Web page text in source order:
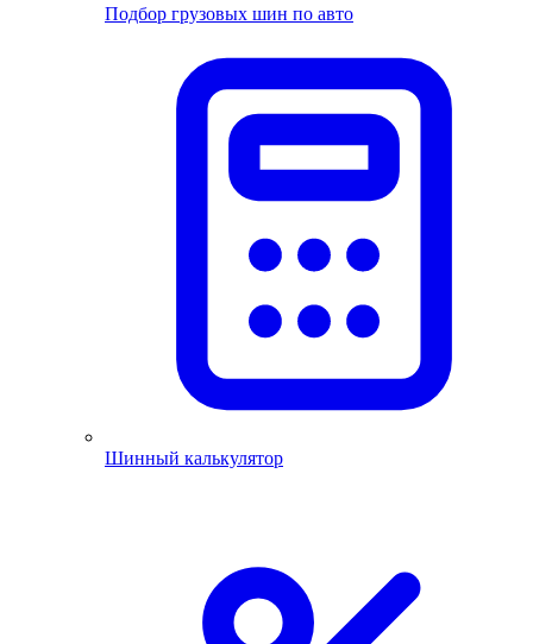
Подбор грузовых шин по авто
Шинный калькулятор